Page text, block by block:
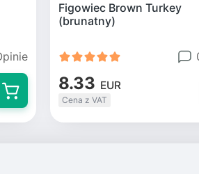
Figowiec Brown Turkey
(brunatny)
8.33 EUR
Cena z VAT